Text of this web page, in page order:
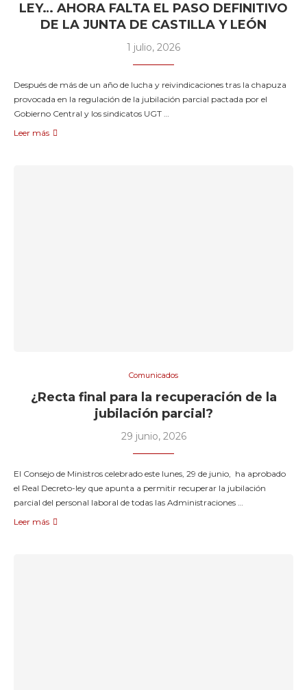
LEY… AHORA FALTA EL PASO DEFINITIVO
DE LA JUNTA DE CASTILLA Y LEÓN
1 julio, 2026
Después de más de un año de lucha y reivindicaciones tras la chapuza
provocada en la regulación de la jubilación parcial pactada por el
Gobierno Central y los sindicatos UGT …
Leer más
Comunicados
¿Recta final para la recuperación de la
jubilación parcial?
29 junio, 2026
El Consejo de Ministros celebrado este lunes, 29 de junio, ha aprobado
el Real Decreto-ley que apunta a permitir recuperar la jubilación
parcial del personal laboral de todas las Administraciones …
Leer más